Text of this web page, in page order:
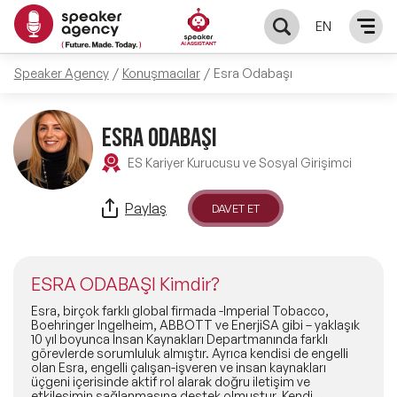
EN
KONUŞMACILAR
Yerel Konuşmacılar
Global Konuşmacılar
Exclusive Konuşmacılar
Tüm Konuşmacılar
KONULAR
Öne Çıkan Konular
Ünlü Konuşmacılar
İlham Veren Konuşmacılar
İlham Veren Kadın Konuşmacılar
ÇÖZÜMLER
Master Class Workshop
Akış Sunumu & Moderasyon
HAKKIMIZDA
Biz Kimiz?
BLOG
Speaker Agency Konuşmacılar Esra Odabaşı
ESRA ODABAŞI
ES Kariyer Kurucusu ve Sosyal Girişimci
Paylaş DAVET ET
ESRA ODABAŞI Kimdir?
Esra, birçok farklı global firmada -Imperial Tobacco,
Boehringer Ingelheim, ABBOTT ve EnerjiSA gibi – yaklaşık
10 yıl boyunca İnsan Kaynakları Departmanında farklı
görevlerde sorumluluk almıştır. Ayrıca kendisi de engelli
olan Esra, engelli çalışan-işveren ve insan kaynakları
üçgeni içerisinde aktif rol alarak doğru iletişim ve